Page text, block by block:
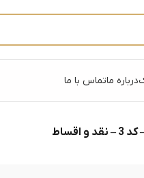
درباره ماتماس با ما